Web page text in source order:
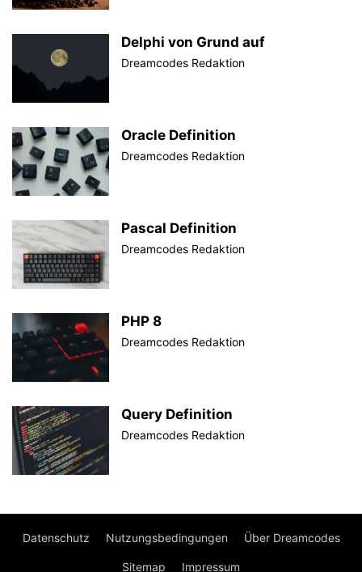
Delphi von Grund auf
Dreamcodes Redaktion
Oracle Definition
Dreamcodes Redaktion
Pascal Definition
Dreamcodes Redaktion
PHP 8
Dreamcodes Redaktion
Query Definition
Dreamcodes Redaktion
Datenschutz Nutzungsbedingungen Über Dreamcodes
Sitemap Impressum